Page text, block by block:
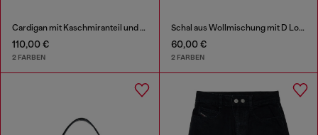
Cardigan mit Kaschmiranteil und Muschelkragen
110,00 €
2 FARBEN
Schal aus Wollmischung mit D Logo patch
60,00 €
2 FARBEN